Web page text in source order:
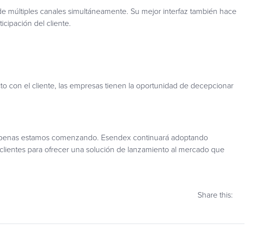
múltiples canales simultáneamente. Su mejor interfaz también hace
del cliente.
con el cliente, las empresas tienen la oportunidad de decepcionar
estamos comenzando. Esendex continuará adoptando
para ofrecer una solución de lanzamiento al mercado que
Share this: